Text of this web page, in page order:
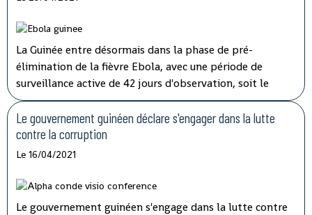
La Guinée entre désormais dans la phase de pré-
élimination de la fièvre Ebola, avec une période de
surveillance active de 42 jours d'observation, soit le
double de la période d'incubation du virus, a indiqué
mardi à la télévision nationale, Sory Condé, chargé des
études au département surveillance à l'Agence nationale
de sécurité sanitaire (ANSS).
Le gouvernement guinéen déclare s'engager dans la lutte
contre la corruption
Le 16/04/2021
Le gouvernement guinéen s'engage dans la lutte contre